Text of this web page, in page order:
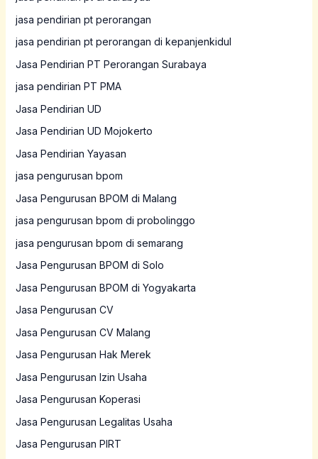
jasa pendirian pt perorangan
jasa pendirian pt perorangan di kepanjenkidul
Jasa Pendirian PT Perorangan Surabaya
jasa pendirian PT PMA
Jasa Pendirian UD
Jasa Pendirian UD Mojokerto
Jasa Pendirian Yayasan
jasa pengurusan bpom
Jasa Pengurusan BPOM di Malang
jasa pengurusan bpom di probolinggo
jasa pengurusan bpom di semarang
Jasa Pengurusan BPOM di Solo
Jasa Pengurusan BPOM di Yogyakarta
Jasa Pengurusan CV
Jasa Pengurusan CV Malang
Jasa Pengurusan Hak Merek
Jasa Pengurusan Izin Usaha
Jasa Pengurusan Koperasi
Jasa Pengurusan Legalitas Usaha
Jasa Pengurusan PIRT